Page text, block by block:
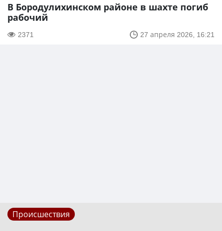
В Бородулихинском районе в шахте погиб
рабочий
2371 27 апреля 2026, 16:21
Происшествия